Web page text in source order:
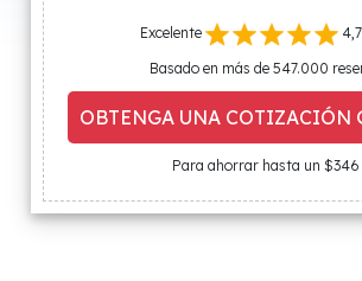
Excelente
4,7
Basado en más de 547.000
OBTENGA UNA COTIZACIÓN
Para ahorrar hasta un $346